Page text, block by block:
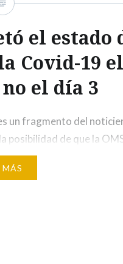
el estado
Covid-19
el día 3
un fragmento del
posibilidad de que la
el fin de la pandemia.
decretó el estado de